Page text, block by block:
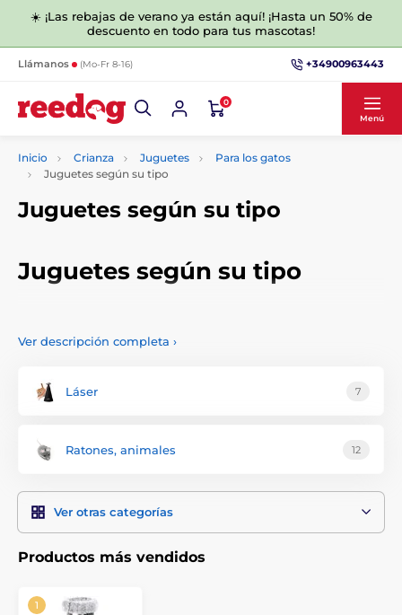
☀️ ¡Las rebajas de verano ya están aquí! ¡Hasta un 50% de
descuento en todo para tus mascotas!
Llámanos (Mo-Fr 8-16) +34900963443
0
Menú
Inicio Crianza Juguetes
Para los gatos
Juguetes según su tipo
Juguetes según su tipo
Juguetes según su tipo
juguetes interactivos para gatos, láser, normales o eléctricos.
Ver descripción completa ›
Láser 7
Ratones, animales 12
Ver otras categorías
Productos más vendidos